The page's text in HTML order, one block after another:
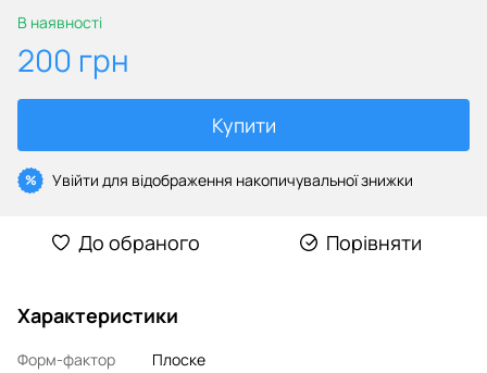
В наявності
200 грн
Купити
% Увійти для відображення накопичувальної знижки
До обраного Порівняти
Характеристики
Форм-фактор
Плоске